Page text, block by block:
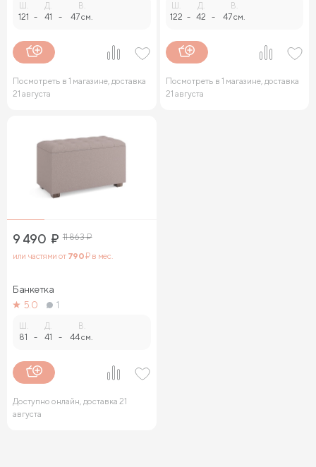
121 -
Д.
41 -
В.
47 см.
Посмотреть в 1 магазине, доставка
21 августа
122 -
Д.
42 -
В.
47 см.
Посмотреть в 1 магазине, доставка
21 августа
9 490 ₽ 11 863₽
или частями от 790₽ в мес.
Банкетка
5.0
1
81 -
Д.
41 -
В.
44 см.
Доступно онлайн, доставка 21
августа